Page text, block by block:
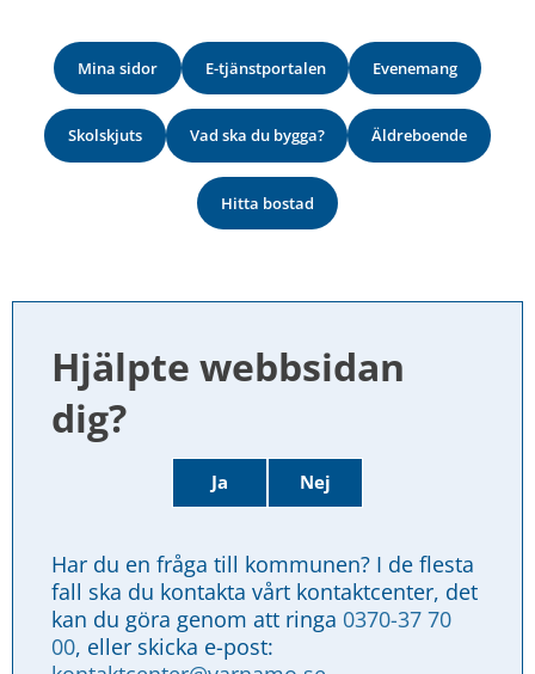
Mina sidor E-tjänstportalen Evenemang
Skolskjuts Vad ska du bygga? Äldreboende
Hitta bostad
Hjälpte webbsidan
dig?
Ja Nej
Har du en fråga till kommunen? I de flesta
fall ska du kontakta vårt kontaktcenter, det
kan du göra genom att ringa 0370-37 70
00